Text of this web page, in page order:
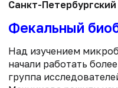
Санкт-
Фекальный
Над изучением
начали работать
группа